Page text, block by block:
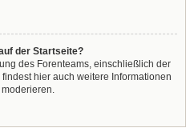
der Startseite?
des Forenteams, einschließlich der
hier auch weitere Informationen